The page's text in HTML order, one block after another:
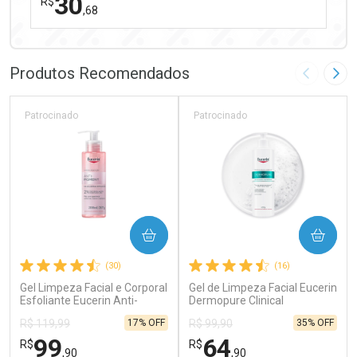
,68
Laboratório
Ativar Desconto
Comprar sem Desconto
Por Menos
Comprar sem Desconto
Produtos Recomendados Imagem
(30)
Gel Limpeza Facial e Corporal
Esfoliante Eucerin Anti-
Patrocinado
R$ 119,99
R$99,90
17% OFF
COMPRAR
(16)
Gel de Limpeza Facial Eucerin
Dermopure Clinical
Patrocinado
R$ 99,90
R$64,90
35% OFF
COMPRAR